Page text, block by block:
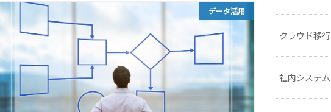
データ活用
クラウド移行
社内システム